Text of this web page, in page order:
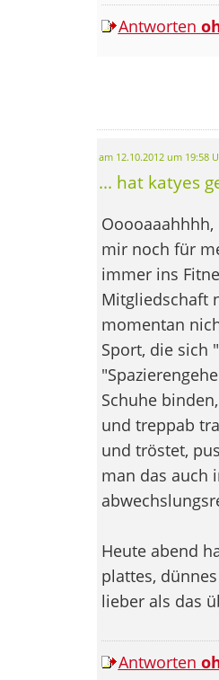
Antworten
am 12.10.2012 um 19:58
... hat katyes
mir noch für
immer ins
Mitgliedschaft
momentan
Sport, die sich
Schuhe
und treppab
und tröstet,
man das auch
Heute abend
plattes,
lieber als das
Antworten